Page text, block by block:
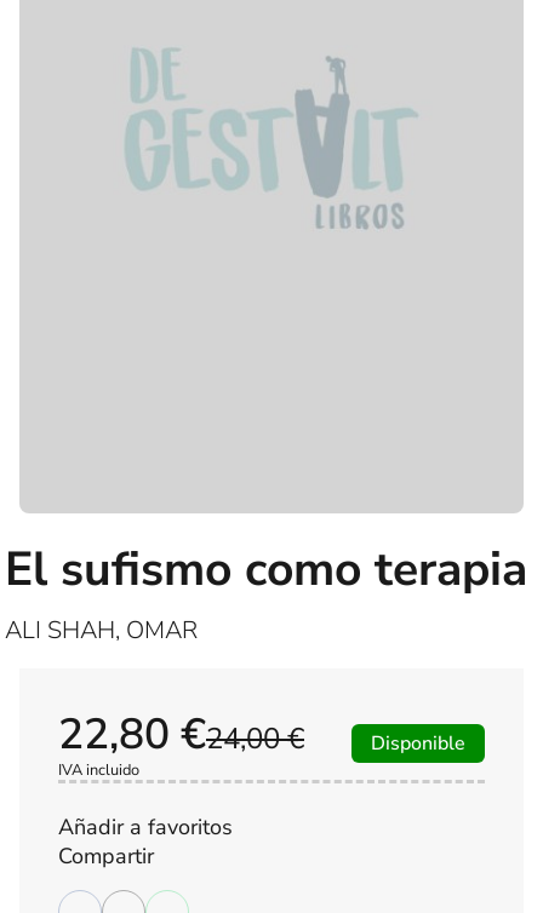
El sufismo como terapia
ALI SHAH, OMAR
24,00 €
22,80 €
IVA incluido
Disponible
Añadir a favoritos
Compartir